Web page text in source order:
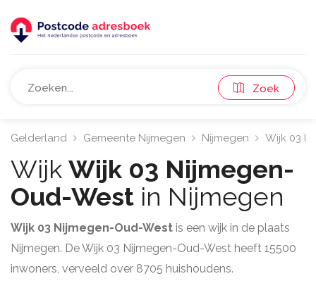
Zoek
Gelderland Gemeente Nijmegen Nijmegen Wijk 03
Wijk Wijk 03 Nijmegen-
Oud-West in Nijmegen
Wijk 03 Nijmegen-Oud-West is een wijk in de plaats
Nijmegen. De Wijk 03 Nijmegen-Oud-West heeft 15500
inwoners, verveeld over 8705 huishoudens.